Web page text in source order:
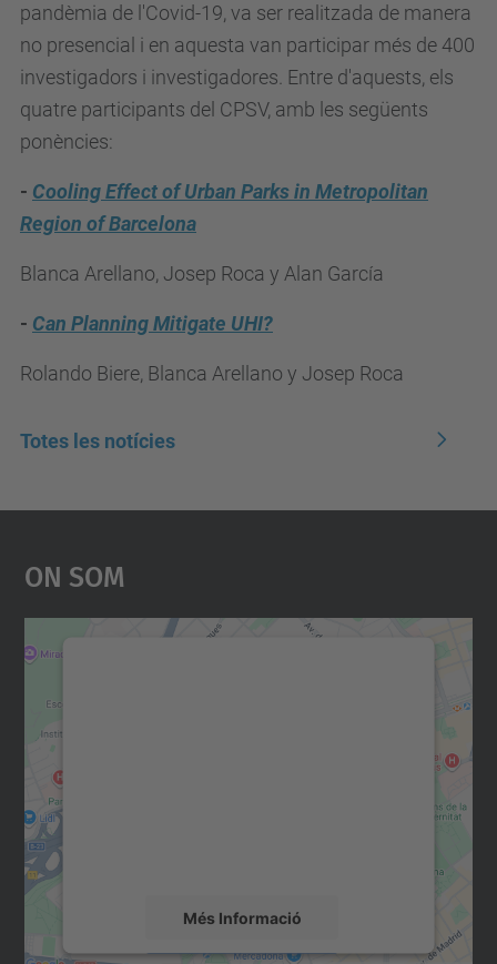
pandèmia de l'Covid-19, va ser realitzada de manera
no presencial i en aquesta van participar més de 400
investigadors i investigadores. Entre d'aquests, els
quatre participants del CPSV, amb les següents
ponències:
- Cooling Effect of Urban Parks in Metropolitan
Region of Barcelona
Blanca Arellano, Josep Roca y Alan García
- Can Planning Mitigate UHI?
Rolando Biere, Blanca Arellano y Josep Roca
Totes les notícies
On Som
Més Informació